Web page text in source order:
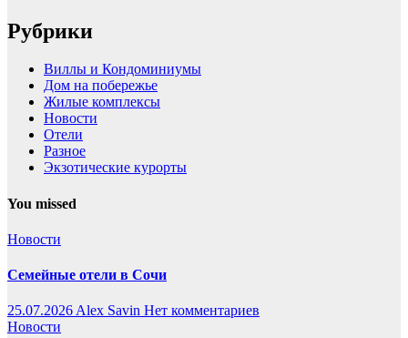
Рубрики
Виллы и Кондоминиумы
Дом на побережье
Жилые комплексы
Новости
Отели
Разное
Экзотические курорты
You missed
Новости
Семейные отели в Сочи
25.07.2026Alex Savin Нет комментариев
Новости